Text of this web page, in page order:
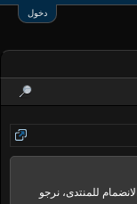
دخول
للمنتدى، نرجو